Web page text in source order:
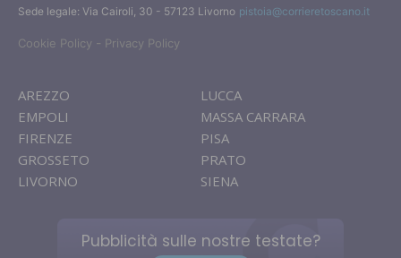
Sede legale: Via Cairoli, 30 - 57123 Livorno pistoia@corrieretoscano.it
Cookie Policy - Privacy Policy
AREZZO
EMPOLI
FIRENZE
GROSSETO
LIVORNO
LUCCA
MASSA CARRARA
PISA
PRATO
SIENA
Pubblicità sulle nostre testate?